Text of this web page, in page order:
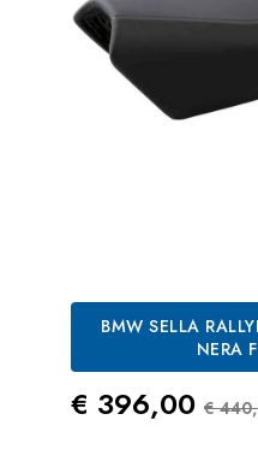
BMW SELLA
NERA
Prezzo
€ 396,00 €